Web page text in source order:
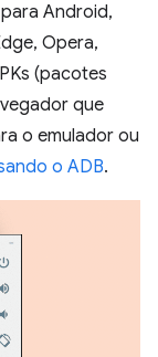
Android,
Opera,
(pacotes
que
o emulador ou
o ADB.